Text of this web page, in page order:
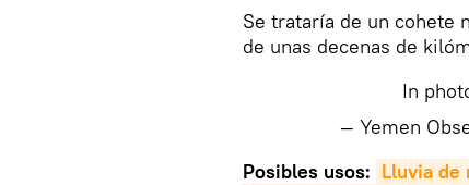
Se trataría de un cohete
de unas decenas de
In
— Yemen
Posibles usos: Lluvia de